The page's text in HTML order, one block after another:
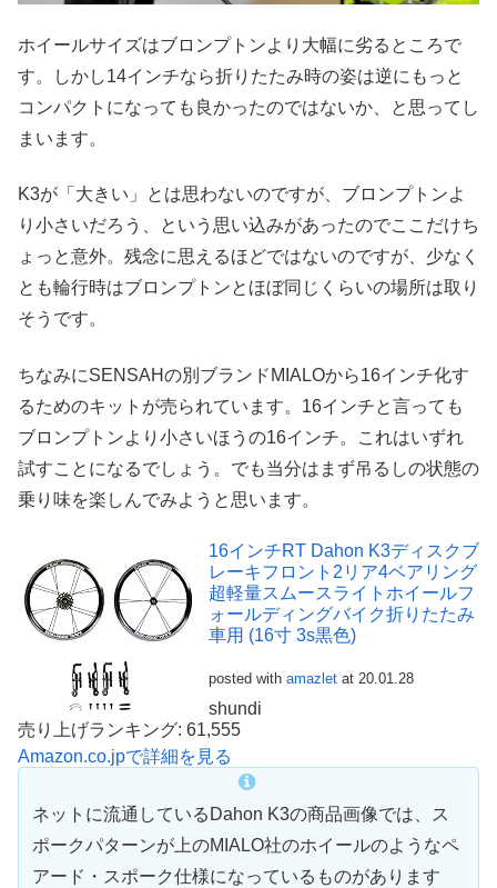
ホイールサイズはブロンプトンより大幅に劣るところで
す。しかし14インチなら折りたたみ時の姿は逆にもっと
コンパクトになっても良かったのではないか、と思ってし
まいます。
K3が「大きい」とは思わないのですが、ブロンプトンよ
り小さいだろう、という思い込みがあったのでここだけち
ょっと意外。残念に思えるほどではないのですが、少なく
とも輪行時はブロンプトンとほぼ同じくらいの場所は取り
そうです。
ちなみにSENSAHの別ブランドMIALOから16インチ化す
るためのキットが売られています。16インチと言っても
ブロンプトンより小さいほうの16インチ。これはいずれ
試すことになるでしょう。でも当分はまず吊るしの状態の
乗り味を楽しんでみようと思います。
16インチRT Dahon K3ディスクブ
レーキフロント2リア4ベアリング
超軽量スムースライトホイールフ
ォールディングバイク折りたたみ
車用 (16寸 3s黒色)
posted with amazlet at 20.01.28
shundi
売り上げランキング: 61,555
Amazon.co.jpで詳細を見る
ネットに流通しているDahon K3の商品画像では、ス
ポークパターンが上のMIALO社のホイールのようなペ
アード・スポーク仕様になっているものがあります